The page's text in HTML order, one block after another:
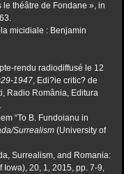
théâtre de Fondane », in
micidiale : Benjamin
rendu radiodiffusé le 12
1947, Edi?ie critic? de
Radio România, Editura
“To B. Fundoianu in
Surrealism (University of
Surrealism, and Romania:
Iowa), 20, 1, 2015, pp. 7-9,